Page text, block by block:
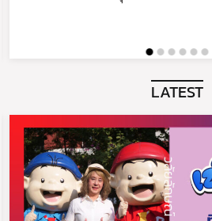
LATEST